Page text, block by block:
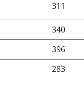
311
340
396
283